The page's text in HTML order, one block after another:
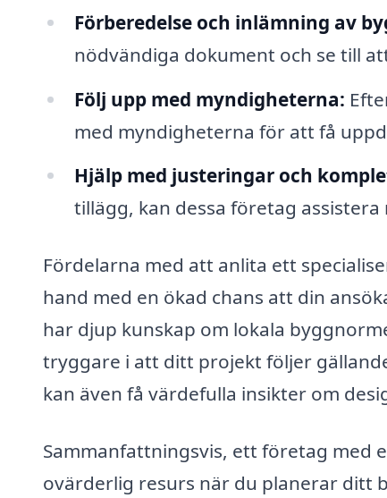
Förberedelse och inlämning av
nödvändiga dokument och se till
Följ upp med myndigheterna:
med myndigheterna för att få
Hjälp med justeringar och
tillägg, kan dessa företag
Fördelarna med att anlita ett
hand med en ökad chans att din
har djup kunskap om lokala
tryggare i att ditt projekt följer
kan även få värdefulla insikter om
Sammanfattningsvis, ett företag med
ovärderlig resurs när du planerar ditt